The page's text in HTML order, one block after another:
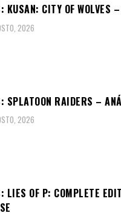
KUSAN: CITY OF WOLVES
2026
SPLATOON RAIDERS –
2026
LIES OF P: COMPLETE